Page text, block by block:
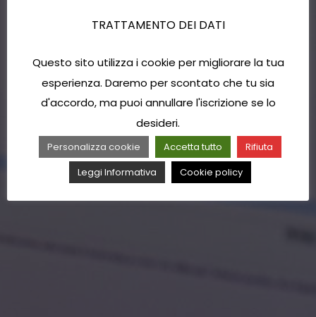
TRATTAMENTO DEI DATI
Questo sito utilizza i cookie per migliorare la tua
esperienza. Daremo per scontato che tu sia
d'accordo, ma puoi annullare l'iscrizione se lo
desideri.
Personalizza cookie Accetta tutto
Rifiuta
Leggi Informativa
Cookie policy